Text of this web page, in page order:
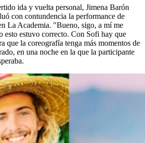
ida y vuelta personal, Jimena Barón
con contundencia la performance de
La Academia. "Bueno, sigo, a mí me
esto estuvo correcto. Con Sofi hay que
que la coreografía tenga más momentos de
en una noche en la que la participante